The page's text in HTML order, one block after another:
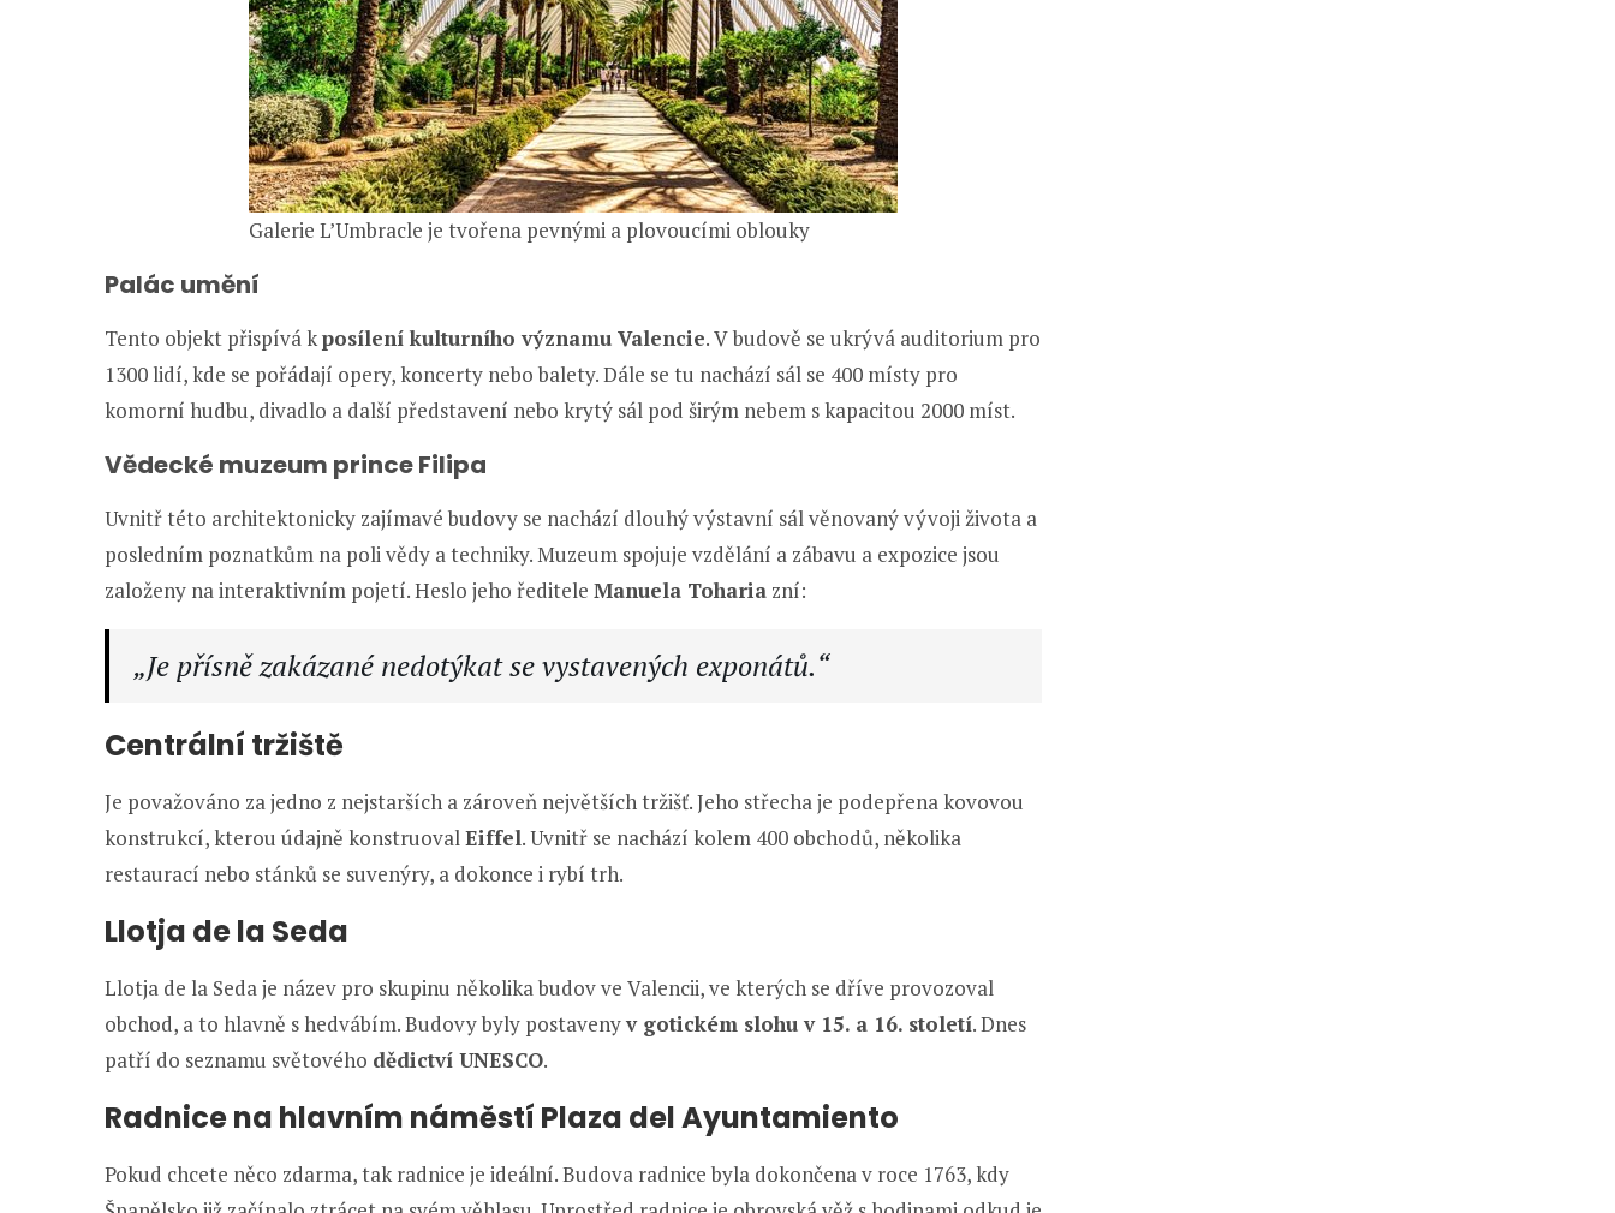
Galerie L’Umbracle je tvořena pevnými a plovoucími oblouky
Palác umění
Tento objekt přispívá kposílení kulturního významu Valencie. V budově se ukrývá auditorium pro
1300 lidí, kde se pořádají opery, koncerty nebo balety. Dále se tu nachází sál se 400 místy pro
komorní hudbu, divadlo a další představení nebo krytý sál pod širým nebem s kapacitou 2000 míst.
Vědecké muzeum prince Filipa
Uvnitř této architektonicky zajímavé budovy se nachází dlouhý výstavní sál věnovaný vývoji života a
posledním poznatkům na poli vědy a techniky. Muzeum spojuje vzdělání a zábavu a expozice jsou
založeny na interaktivním pojetí. Heslo jeho ředitele Manuela Toharia zní:
„Je přísně zakázané nedotýkat se vystavených exponátů.“
Centrální tržiště
Je považováno za jedno z nejstarších a zároveň největších tržišť. Jeho střecha je podepřena kovovou
konstrukcí, kterou údajně konstruovalEiffel. Uvnitř se nachází kolem 400 obchodů, několika
restaurací nebo stánků se suvenýry, a dokonce i rybí trh.
Llotja de la Seda
Llotja de la Seda je název pro skupinu několika budov ve Valencii, ve kterých se dříve provozoval
obchod, a to hlavně s hedvábím. Budovy byly postavenyv gotickém slohu v 15. a 16. století. Dnes
patří do seznamu světového dědictví UNESCO.
Radnice na hlavním náměstí Plaza del Ayuntamiento
Pokud chcete něco zdarma, tak radnice je ideální. Budova radnice byla dokončena v roce 1763, kdy